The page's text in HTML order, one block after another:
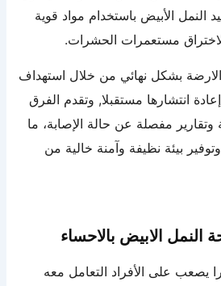
الأبيض باستخدام مواد قوية
مستعمرات الحشرات.
الارضة بشكل نهائي من خلال استهداف
انتشارها مستقبلا, وتقدم الفرق
مفصلة عن حالة الإصابة، ما
بيئة نظيفة وآمنة خالية من
الابيض بالاحساء
يصعب على الأفراد التعامل معه